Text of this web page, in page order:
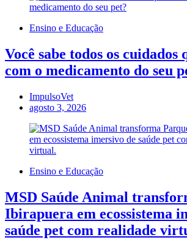
Ensino e Educação
Você sabe todos os cuidados
com o medicamento do seu
ImpulsoVet
agosto 3, 2026
Ensino e Educação
MSD Saúde Animal
Ibirapuera em ecossistema
saúde pet com realidade